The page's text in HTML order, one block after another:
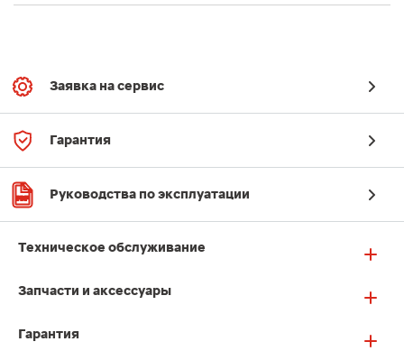
Заявка на сервис
Гарантия
Руководства по эксплуатации
Техническое обслуживание
Запчасти и аксессуары
Гарантия